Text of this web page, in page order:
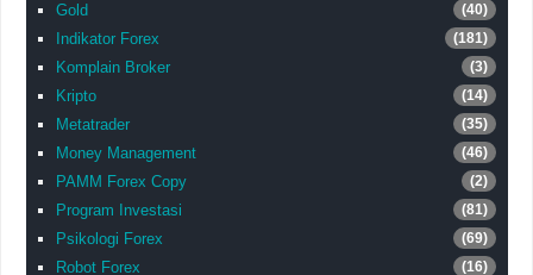
Gold (40)
Indikator Forex (181)
Komplain Broker (3)
Kripto (14)
Metatrader (35)
Money Management (46)
PAMM Forex Copy (2)
Program Investasi (81)
Psikologi Forex (69)
Robot Forex (16)